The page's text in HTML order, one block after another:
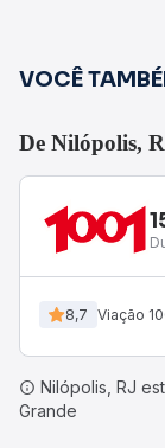
VOCÊ
De Nilópolis,
8,7 Viação
Nilópolis, RJ
Grande